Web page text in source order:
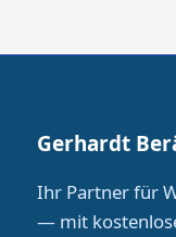
Gerhardt
Ihr Partner für
— mit